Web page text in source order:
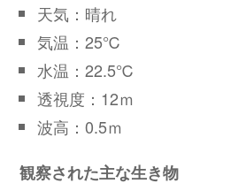
天気：晴れ
気温：25℃
水温：22.5℃
透視度：12ｍ
波高：0.5ｍ
観察された主な生き物